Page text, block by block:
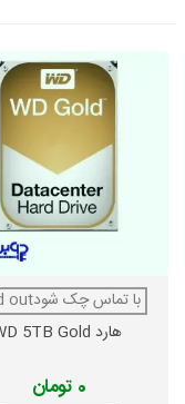
با تماس چک شودSold out
هارد WD 5TB Gold
0 تومان